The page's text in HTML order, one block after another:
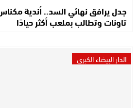
جدل يرافق نهائي السد.. أندية
تاونات وتطالب بملعب أكثر حيادًا
الدار البيضاء الكبرى